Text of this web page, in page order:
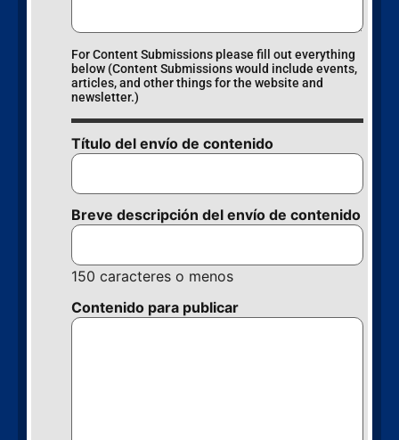
For Content Submissions please fill out everything
below (Content Submissions would include events,
articles, and other things for the website and
newsletter.)
Título del envío de contenido
Breve descripción del envío de contenido
150 caracteres o menos
Contenido para publicar